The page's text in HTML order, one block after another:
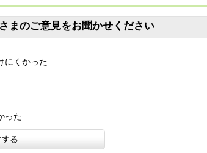
まのご意見をお聞かせください
にくかった
った